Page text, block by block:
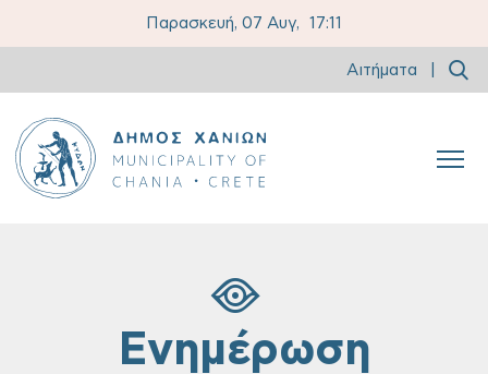
Παρασκευή, 07 Αυγ, 17:11
Αιτήματα
Ενημέρωση